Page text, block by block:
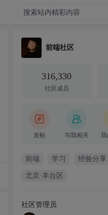
前端社区
316,330
社区成员
发帖 与我相关
前端 学习 经验分享
北京·丰台区
社区管理员